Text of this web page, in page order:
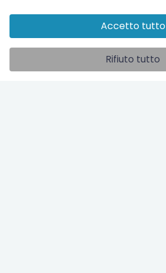
Altre sezioni
Ospedale
Accetto tutto
Rifiuto tutto